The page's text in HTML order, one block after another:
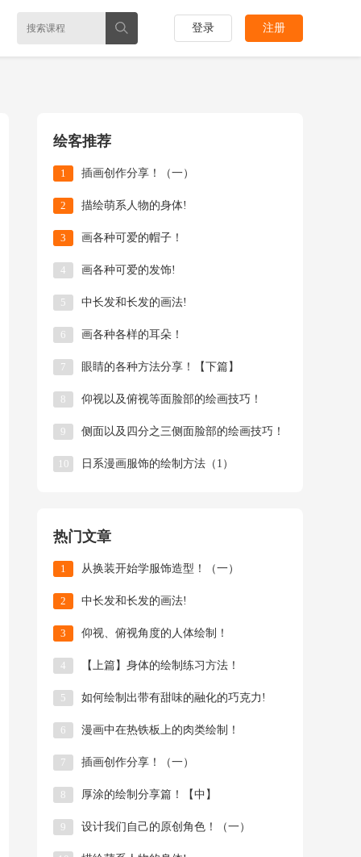
登录 注册
绘客推荐
1 插画创作分享！（一）
2 描绘萌系人物的身体!
3 画各种可爱的帽子！
4 画各种可爱的发饰!
5 中长发和长发的画法!
6 画各种各样的耳朵！
7 眼睛的各种方法分享！【下篇】
8 仰视以及俯视等面脸部的绘画技巧！
9 侧面以及四分之三侧面脸部的绘画技巧！
10 日系漫画服饰的绘制方法（1）
热门文章
1 从换装开始学服饰造型！（一）
2 中长发和长发的画法!
3 仰视、俯视角度的人体绘制！
4 【上篇】身体的绘制练习方法！
5 如何绘制出带有甜味的融化的巧克力!
6 漫画中在热铁板上的肉类绘制！
7 插画创作分享！（一）
8 厚涂的绘制分享篇！【中】
9 ​设计我们自己的原创角色！（一）